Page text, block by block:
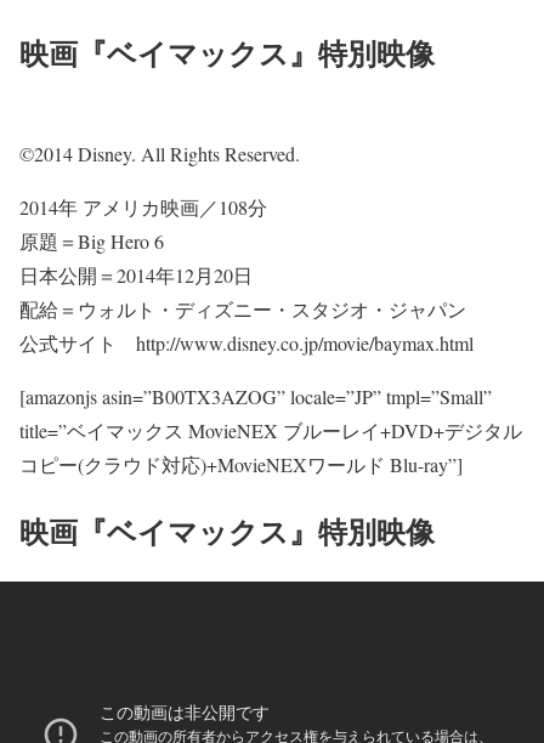
映画『ベイマックス』特別映像
©2014 Disney. All Rights Reserved.
2014年 アメリカ映画／108分
原題＝Big Hero 6
日本公開＝2014年12月20日
配給＝ウォルト・ディズニー・スタジオ・ジャパン
公式サイト http://www.disney.co.jp/movie/baymax.html
[amazonjs asin=”B00TX3AZOG” locale=”JP” tmpl=”Small”
title=”ベイマックス MovieNEX ブルーレイ+DVD+デジタル
コピー(クラウド対応)+MovieNEXワールド Blu-ray”]
映画『ベイマックス』特別映像